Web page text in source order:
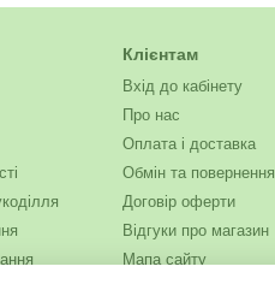
Клієнтам
Вхід до кабінету
Про нас
Оплата і доставка
Обмін та повернення
Договір оферти
Відгуки про магазин
Мапа сайту